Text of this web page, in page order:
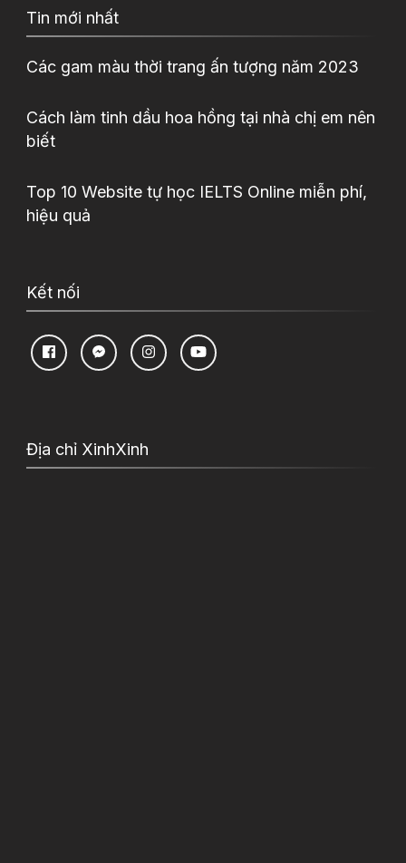
Tin mới nhất
Các gam màu thời trang ấn tượng năm 2023
Cách làm tinh dầu hoa hồng tại nhà chị em nên
biết
Top 10 Website tự học IELTS Online miễn phí,
hiệu quả
Kết nối
Địa chỉ XinhXinh